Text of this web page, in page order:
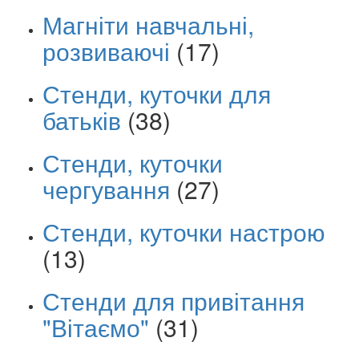
Магніти навчальні,
розвиваючі (17)
Стенди, куточки для
батьків (38)
Стенди, куточки
чергування (27)
Стенди, куточки настрою
(13)
Стенди для привітання
"Вітаємо" (31)